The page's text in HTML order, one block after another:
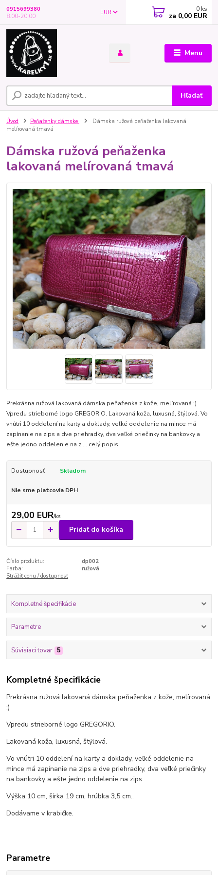
Menu
EUR
Hľadať
0915699380
8.00-20.00
0 ks
za 0,00 EUR
Úvod Peňaženky dámske
Dámska ružová peňaženka lakovaná
melírovaná tmavá
Dámska ružová peňaženka
lakovaná melírovaná tmavá
Prekrásna ružová lakovaná dámska peňaženka z kože, melírovaná :)
Vpredu strieborné logo GREGORIO. Lakovaná koža, luxusná, štýlová. Vo
vnútri 10 oddelení na karty a doklady, veľké oddelenie na mince má
zapínanie na zips a dve priehradky, dva veľké priečinky na bankovky a
ešte jedno oddelenie na zi... celý popis
Dostupnosť Skladom
Nie sme platcovia DPH
29,00 EUR/ks
Pridať do košíka
Číslo produktu:
dp002
Farba:
ružová
Strážiť cenu / dostupnosť
Kompletné špecifikácie
Parametre
Súvisiaci tovar 5
Kompletné špecifikácie
Prekrásna ružová lakovaná dámska peňaženka z kože, melírovaná
:)
Vpredu strieborné logo GREGORIO.
Lakovaná koža, luxusná, štýlová.
Vo vnútri 10 oddelení na karty a doklady, veľké oddelenie na
mince má zapínanie na zips a dve priehradky, dva veľké priečinky
na bankovky a ešte jedno oddelenie na zips..
Výška 10 cm, šírka 19 cm, hrúbka 3,5 cm..
Dodávame v krabičke.
Parametre